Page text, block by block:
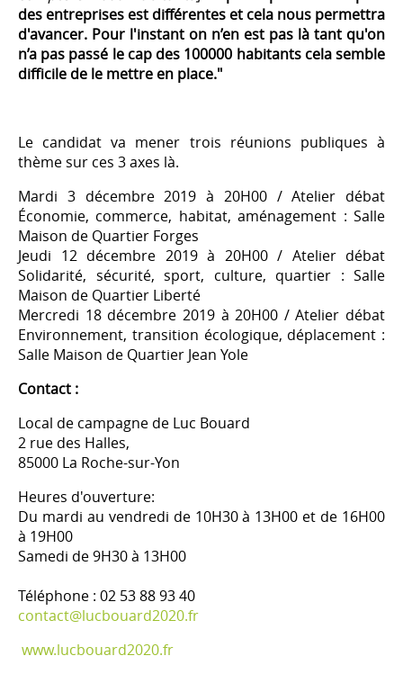
des entreprises est différentes et cela nous permettra
d'avancer. Pour l'instant on n’en est pas là tant qu'on
n’a pas passé le cap des 100000 habitants cela semble
difficile de le mettre en place."
Le candidat va mener trois réunions publiques à
thème sur ces 3 axes là.
Mardi 3 décembre 2019 à 20H00 / Atelier débat
Économie, commerce, habitat, aménagement : Salle
Maison de Quartier Forges
Jeudi 12 décembre 2019 à 20H00 / Atelier débat
Solidarité, sécurité, sport, culture, quartier : Salle
Maison de Quartier Liberté
Mercredi 18 décembre 2019 à 20H00 / Atelier débat
Environnement, transition écologique, déplacement :
Salle Maison de Quartier Jean Yole
Contact :
Local de campagne de Luc Bouard
2 rue des Halles,
85000 La Roche-sur-Yon
Heures d'ouverture:
Du mardi au vendredi de 10H30 à 13H00 et de 16H00
à 19H00
Samedi de 9H30 à 13H00
Téléphone : 02 53 88 93 40
contact@lucbouard2020.fr
www.lucbouard2020.fr